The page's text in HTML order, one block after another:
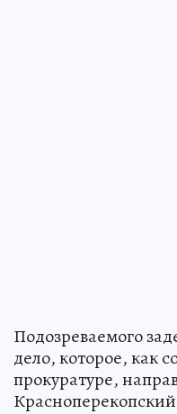
Подозреваемого
дело, которое, как
прокуратуре,